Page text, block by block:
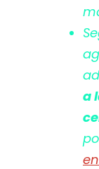
a